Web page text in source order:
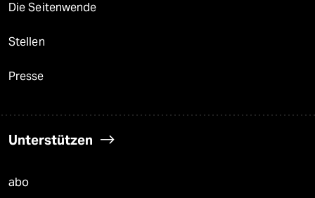
Die Seitenwende
Stellen
Presse
Unterstützen
abo